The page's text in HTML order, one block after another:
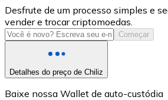
USD Coin
USDC
Desfrute de um processo simples e
vender e trocar criptomoedas.
Começar
Detalhes do preço de Chiliz
Baixe nossa Wallet de auto-custódia